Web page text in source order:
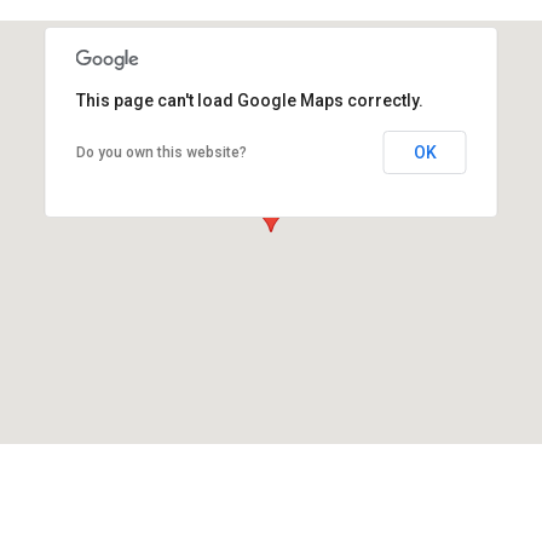
This page can't load Google Maps correctly.
Do you own this website? OK